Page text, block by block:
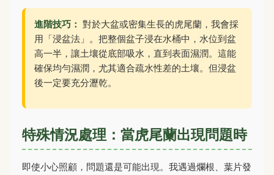
進階技巧： 對於大盆或密集生長的虎尾蘭，我會採
用「浸盆法」。把整個盆子浸在水桶中，水位到盆
高一半，讓土壤從底部吸水，直到表面濕潤。這能
確保均勻濕潤，尤其適合疏水性差的土壤。但浸盆
後一定要充分瀝乾。
特殊情況處理：當虎尾蘭出現問題時
即使小心照顧，問題還是可能出現。我遇過爛根、葉片發